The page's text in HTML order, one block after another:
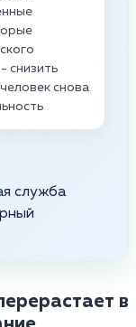
снизить
снова
служба
в